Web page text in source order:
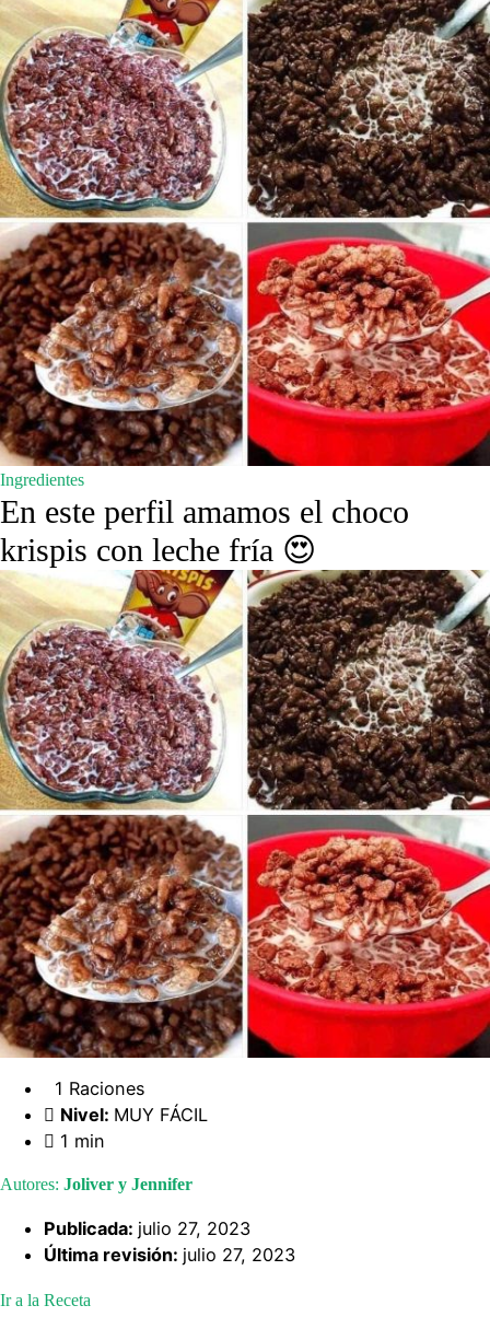
Ingredientes
En este perfil amamos el choco
krispis con leche fría 😍
1 Raciones
Nivel: MUY FÁCIL
1 min
Autores: Joliver y Jennifer
Publicada: julio 27, 2023
Última revisión: julio 27, 2023
Ir a la Receta